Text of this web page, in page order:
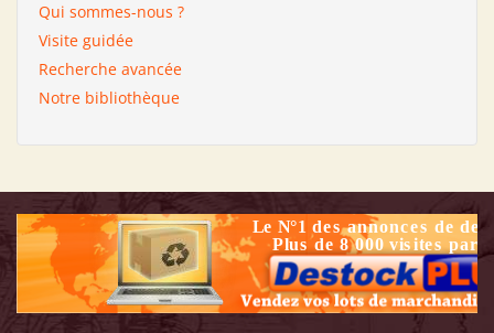
Qui sommes-nous ?
Visite guidée
Recherche avancée
Notre bibliothèque